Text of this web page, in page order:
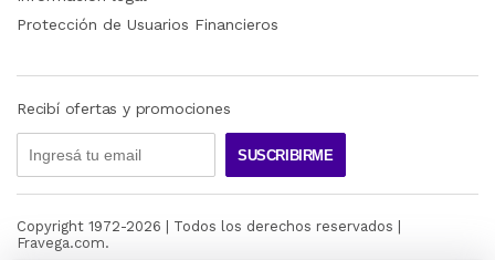
Protección de Usuarios Financieros
Recibí ofertas y promociones
SUSCRIBIRME
Copyright 1972-2026 | Todos los derechos reservados |
Fravega.com.